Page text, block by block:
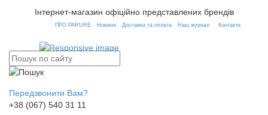
Інтернет-магазин офіційно представлених брендів
ПРО PARURE Новини Доставка та оплата Наш журнал Контакти
Передзвонити Вам?
+38 (067) 540 31 11